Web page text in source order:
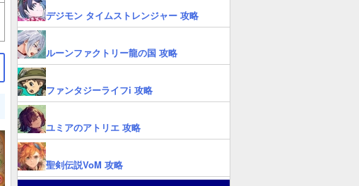
デジモン タイムストレンジャー 攻略
ルーンファクトリー龍の国 攻略
ファンタジーライフi 攻略
ユミアのアトリエ 攻略
聖剣伝説VoM 攻略